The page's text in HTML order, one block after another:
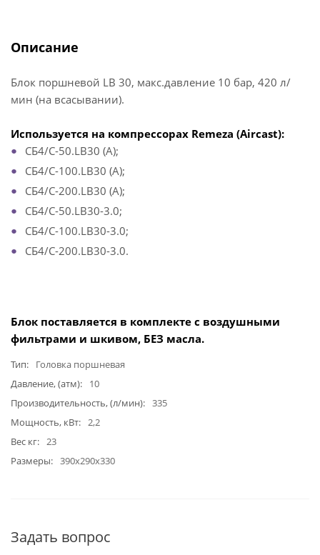
Описание
Блок поршневой LB 30, макс.давление 10 бар, 420 л/
мин (на всасывании).
Используется на компрессорах Remeza (Aircast):
СБ4/С-50.LB30 (A);
СБ4/С-100.LB30 (A);
СБ4/С-200.LB30 (A);
СБ4/С-50.LB30-3.0;
СБ4/С-100.LB30-3.0;
СБ4/С-200.LB30-3.0.
Блок поставляется в комплекте с воздушными
фильтрами и шкивом, БЕЗ масла.
Тип
Головка поршневая
Давление, (атм)
10
Производительность, (л/мин)
335
Мощность, кВт
2,2
Вес кг
23
Размеры
390х290х330
Задать вопрос